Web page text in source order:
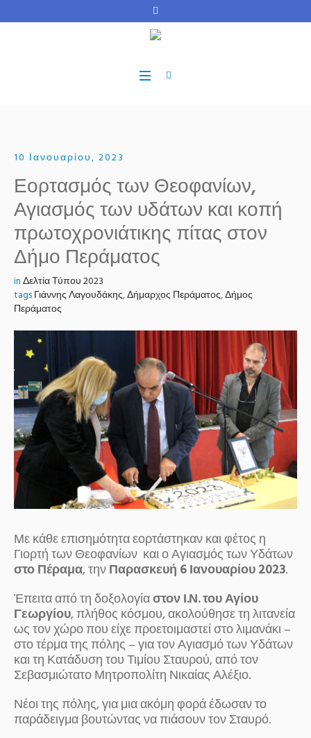
10 Ιανουαρίου, 2023
Εορτασμός των Θεοφανίων,
Αγιασμός των υδάτων και κοπή
πρωτοχρονιάτικης πίτας στον
Δήμο Περάματος
inΔελτία Τύπου 2023
tagsΓιάννης Λαγουδάκης,Δήμαρχος Περάματος,Δήμος
Περάματος
Με κάθε επισημότητα εορτάστηκαν και φέτος η
Γιορτή των Θεοφανίων και ο Αγιασμός των Υδάτων
στο Πέραμα, τηνΠαρασκευή 6 Ιανουαρίου 2023.
Έπειτα από τη δοξολογίαστον Ι.Ν. του Αγίου
Γεωργίου, πλήθος κόσμου, ακολούθησε τη λιτανεία
ως τον χώρο που είχε προετοιμαστεί στο λιμανάκι –
στο τέρμα της πόλης – για τον Αγιασμό των Υδάτων
και τη Κατάδυση του Τιμίου Σταυρού, από τον
Σεβασμιώτατο Μητροπολίτη Νικαίας Αλέξιο.
Νέοι της πόλης, για μια ακόμη φορά έδωσαν το
παράδειγμα βουτώντας να πιάσουν τον Σταυρό.